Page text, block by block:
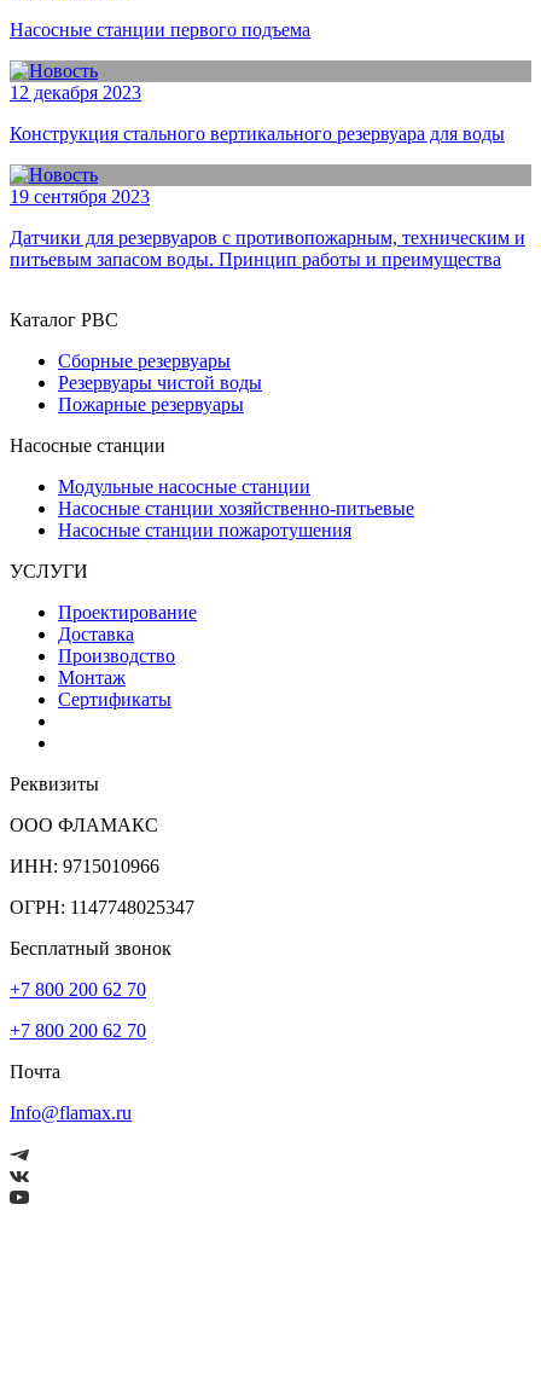
Насосные станции первого подъема
12 декабря 2023
Конструкция стального вертикального резервуара для воды
19 сентября 2023
Датчики для резервуаров с противопожарным, техническим и
питьевым запасом воды. Принцип работы и преимущества
Каталог РВС
Сборные резервуары
Резервуары чистой воды
Пожарные резервуары
Насосные станции
Модульные насосные станции
Насосные станции хозяйственно-питьевые
Насосные станции пожаротушения
УСЛУГИ
Проектирование
Доставка
Производство
Монтаж
Сертификаты
Реквизиты
ООО ФЛАМАКС
ИНН: 9715010966
ОГРН: 1147748025347
Бесплатный звонок
+7 800 200 62 70
+7 800 200 62 70
Почта
Info@flamax.ru